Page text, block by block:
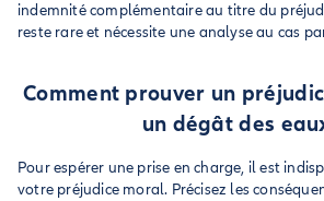
indemnité complémentaire au titre du
reste rare et nécessite une analyse au cas
Comment prouver un
un dégât des
Pour espérer une prise en charge, il est
votre préjudice moral. Précisez les